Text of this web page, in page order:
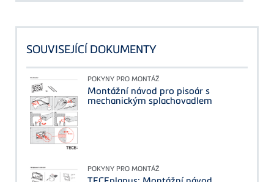
SOUVISEJÍCÍ DOKUMENTY
POKYNY PRO MONTÁŽ
Montážní návod pro pisoár s
mechanickým splachovadlem
POKYNY PRO MONTÁŽ